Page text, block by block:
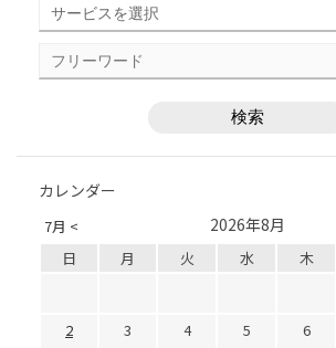
カレンダー
7月 < 2026年8月
日 月 火 水 木
2
3 4 5 6